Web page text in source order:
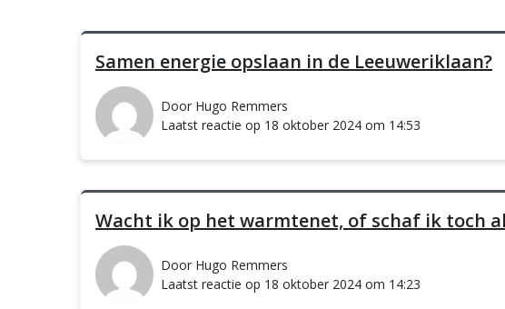
Samen energie opslaan in de Leeuweriklaan?
Door Hugo Remmers
Laatst reactie op 18 oktober 2024 om 14:53
Wacht ik op het warmtenet, of schaf ik toch
Door Hugo Remmers
Laatst reactie op 18 oktober 2024 om 14:23